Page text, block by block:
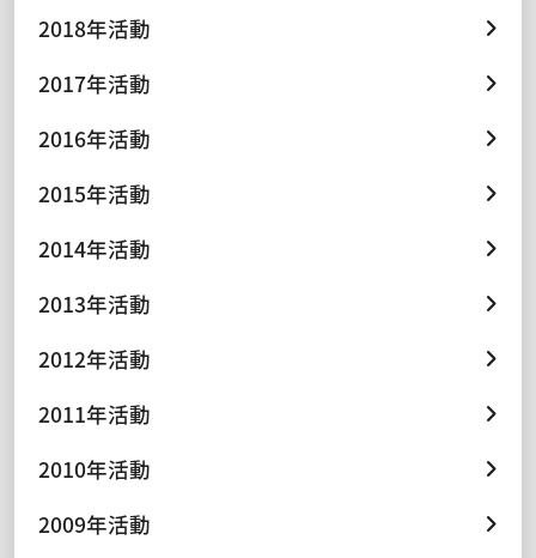
2018年活動
2017年活動
2016年活動
2015年活動
2014年活動
2013年活動
2012年活動
2011年活動
2010年活動
2009年活動